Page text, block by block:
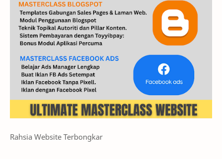
Rahsia Website Terbongkar